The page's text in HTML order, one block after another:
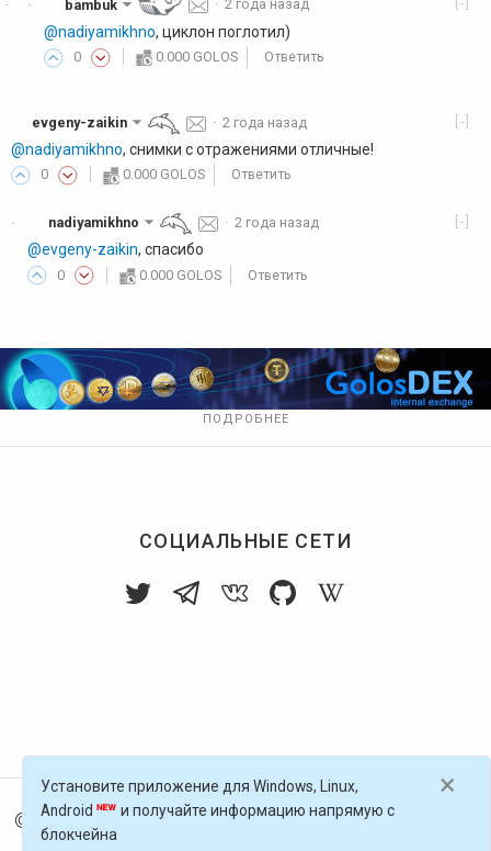
·
· bambuk · 2 года назад
@nadiyamikhno, циклон поглотил)
0 0.000 GOLOS Ответить
[-]
evgeny-zaikin ·2 года назад
@nadiyamikhno, снимки с отражениями отличные!
0 0.000 GOLOS Ответить
· [-]
nadiyamikhno ·2 года назад
@evgeny-zaikin, cпасибо
0 0.000 GOLOS Ответить
ПОДРОБНЕЕ
СОЦИАЛЬНЫЕ СЕТИ
© 2016-2026Голос Блоги — децентрализованная п
латформа, работающая на блокчейне Golos
×
Установите приложение для Windows, Linux,
Android
и получайте информацию напрямую с
блокчейна